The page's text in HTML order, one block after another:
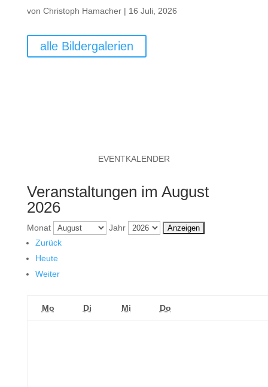
von Christoph Hamacher| 16 Juli, 2026
alle Bildergalerien
EVENTKALENDER
Veranstaltungen im August
2026
Monat
Jahr
Zurück
Heute
Weiter
MoMontagDiDienstagMiMittwoch
DoDonnerstag